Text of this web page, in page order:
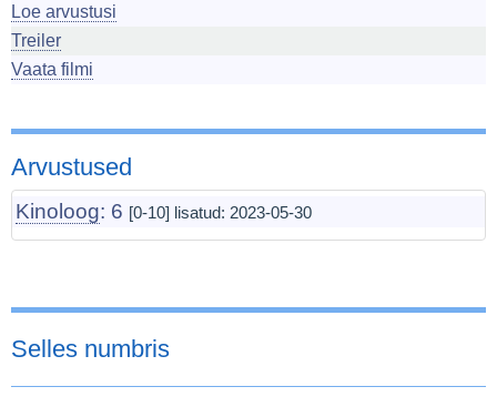
Loe arvustusi
Treiler
Vaata filmi
Arvustused
Kinoloog: 6 [0-10] lisatud: 2023-05-30
Selles numbris